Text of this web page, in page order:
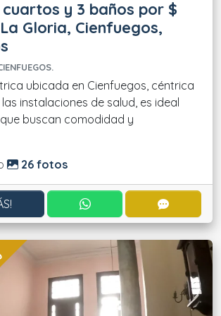
cuartos y 3 baños por $
Gloria, Cienfuegos,
ubicada en Cienfuegos, céntrica
instalaciones de salud, es ideal
buscan comodidad y
26 fotos
CONTACTAR POR